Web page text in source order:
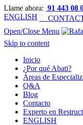
Llame ahora: 91 443 08
ENGLISH 
Open/Close Menu
Skip to content
Inicio
¿Por qué Abati?
Áreas de
Q&A
Blog
Contacto
Experto en
ENGLISH